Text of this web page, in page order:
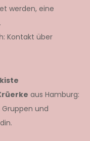
werden, eine
Kontakt über
aus Hamburg:
und